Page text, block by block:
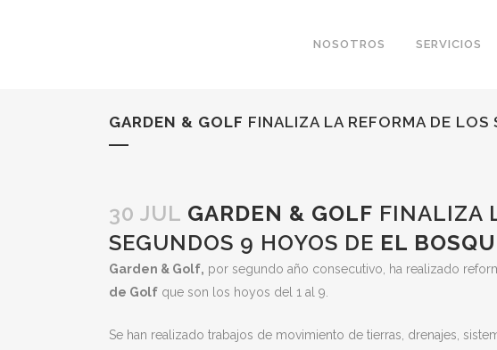
NOSOTROS SERVICIOS
GARDEN & GOLF FINALIZA LA REFORMA DE LOS
30 JUL GARDEN & GOLF FINALIZA
SEGUNDOS 9 HOYOS DE EL
Garden & Golf, por segundo año consecutivo, ha realizado
de Golf que son los hoyos del 1 al 9.
Se han realizado trabajos de movimiento de tierras, drenajes,